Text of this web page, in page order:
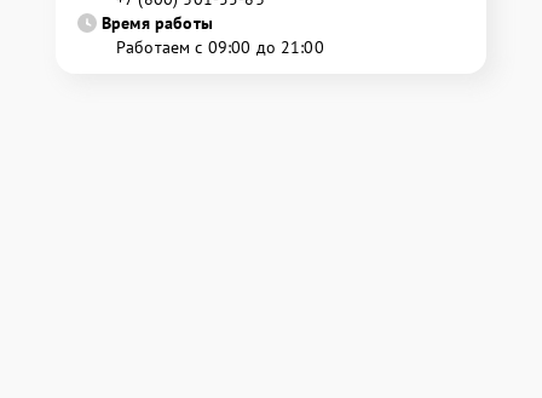
Время работы
Работаем с 09:00 до 21:00